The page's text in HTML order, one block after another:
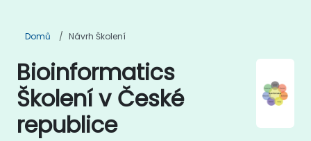
Domů Návrh Školení
Bioinformatics
Školení v České
republice